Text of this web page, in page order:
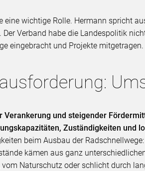
eine wichtige Rolle. Hermann spricht
Verband habe die Landespolitik
eingebracht und Projekte mitgetragen.
und steigender
Zuständigkeiten und
beim Ausbau der Radschnellwege:
kämen aus ganz
Naturschutz oder schlicht durch